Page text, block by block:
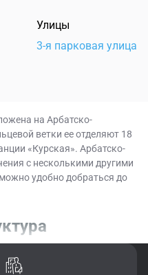
Улицы
3-я парковая улица
на Арбатско-
ветки ее отделяют 18
«Курская». Арбатско-
с несколькими другими
удобно добраться до
округе Москвы на